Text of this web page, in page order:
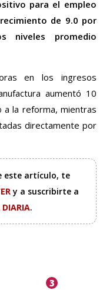
para el empleo
de 9.0 por
niveles promedio
en los ingresos
aumentó 10
la reforma, mientras
directamente por
este artículo, te
y a suscribirte a
DIARIA.
3